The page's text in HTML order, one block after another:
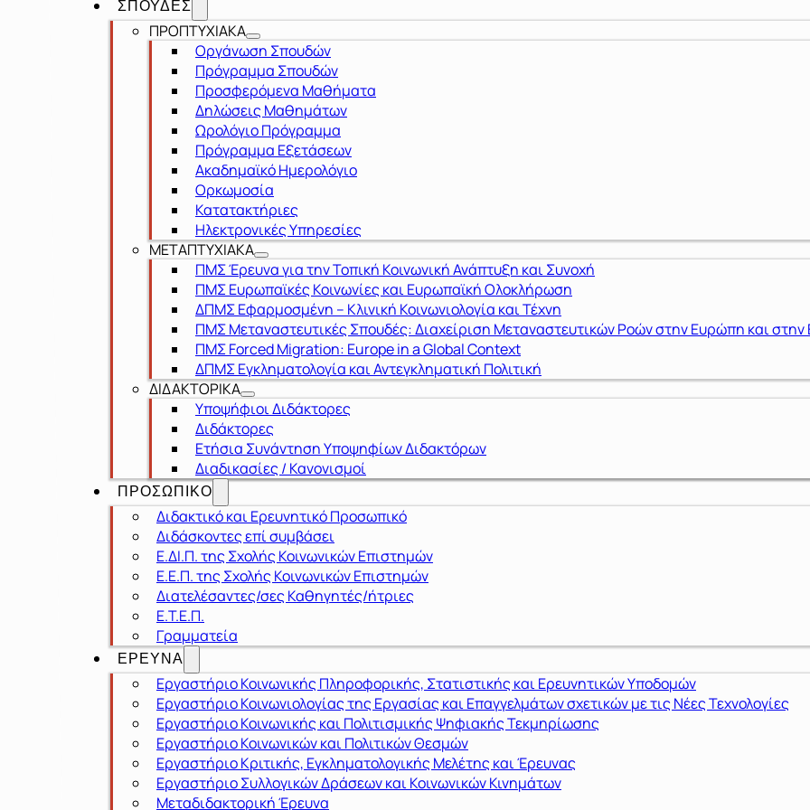
ΣΠΟΥΔΕΣ
ΠΡΟΠΤΥΧΙΑΚΑ
Οργάνωση Σπουδών
Πρόγραμμα Σπουδών
Προσφερόμενα Μαθήματα
Δηλώσεις Μαθημάτων
Ωρολόγιο Πρόγραμμα
Πρόγραμμα Εξετάσεων
Ακαδημαϊκό Ημερολόγιο
Ορκωμοσία
Κατατακτήριες
Ηλεκτρονικές Υπηρεσίες
ΜΕΤΑΠΤΥΧΙΑΚΑ
ΠΜΣ Έρευνα για την Τοπική Κοινωνική Ανάπτυξη και Συνοχή
ΠΜΣ Ευρωπαϊκές Κοινωνίες και Ευρωπαϊκή Ολοκλήρωση
ΔΠΜΣ Εφαρμοσμένη – Κλινική Κοινωνιολογία και Τέχνη
ΠΜΣ Μεταναστευτικές Σπουδές: Διαχείριση Μεταναστευτικών Ροών στην Ευρώπη και στην
ΠΜΣ Forced Migration: Europe in a Global Context
ΔΠΜΣ Εγκληματολογία και Αντεγκληματική Πολιτική
ΔΙΔΑΚΤΟΡΙΚΑ
Υποψήφιοι Διδάκτορες
Διδάκτορες
Ετήσια Συνάντηση Υποψηφίων Διδακτόρων
Διαδικασίες / Κανονισμοί
ΠΡΟΣΩΠΙΚΟ
Διδακτικό και Ερευνητικό Προσωπικό
Διδάσκοντες επί συμβάσει
Ε.ΔΙ.Π. της Σχολής Κοινωνικών Επιστημών
Ε.Ε.Π. της Σχολής Κοινωνικών Επιστημών
Διατελέσαντες/σες Καθηγητές/ήτριες
Ε.Τ.Ε.Π.
Γραμματεία
ΕΡΕΥΝΑ
Εργαστήριο Κοινωνικής Πληροφορικής, Στατιστικής και Ερευνητικών Υποδομών
Εργαστήριο Κοινωνιολογίας της Εργασίας και Επαγγελμάτων σχετικών με τις Νέες Τεχνολογίες
Εργαστήριο Κοινωνικής και Πολιτισμικής Ψηφιακής Τεκμηρίωσης
Εργαστήριο Κοινωνικών και Πολιτικών Θεσμών
Εργαστήριο Κριτικής, Εγκληματολογικής Μελέτης και Έρευνας
Εργαστήριο Συλλογικών Δράσεων και Κοινωνικών Κινημάτων
Μεταδιδακτορική Έρευνα